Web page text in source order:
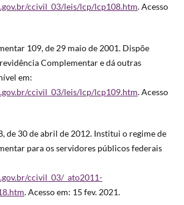
ccivil_03/leis/lcp/lcp108.htm. Acesso
109, de 29 maio de 2001. Dispõe
Complementar e dá outras
em:
ccivil_03/leis/lcp/lcp109.htm. Acesso
de 30 de abril de 2012. Institui o regime de
para os servidores públicos federais
ccivil_03/_ato2011-
. Acesso em: 15 fev. 2021.